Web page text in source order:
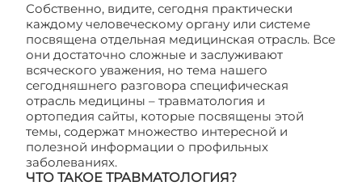
Собственно, видите, сегодня практически
каждому человеческому органу или системе
посвящена отдельная медицинская отрасль. Все
они достаточно сложные и заслуживают
всяческого уважения, но тема нашего
сегодняшнего разговора специфическая
отрасль медицины – травматология и
ортопедия сайты, которые посвящены этой
темы, содержат множество интересной и
полезной информации о профильных
заболеваниях.
ЧТО ТАКОЕ ТРАВМАТОЛОГИЯ?